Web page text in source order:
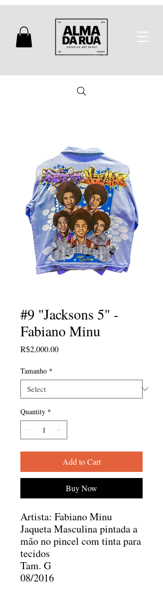
#9 "Jacksons 5" -
Fabiano Minu
R$2,000.00Price
Tamanho *
Quantity *
Add to Cart
Buy Now
Artista: Fabiano Minu
Jaqueta Masculina pintada a
mão no pincel com tinta para
tecidos
Tam. G
08/2016